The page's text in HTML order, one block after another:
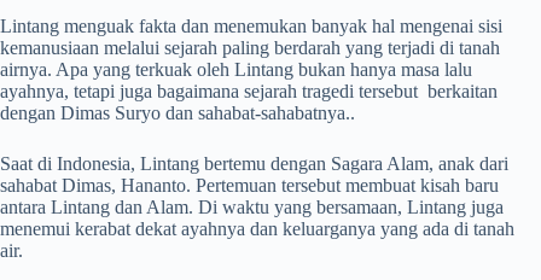
Lintang menguak fakta dan menemukan banyak hal mengenai sisi
kemanusiaan melalui sejarah paling berdarah yang terjadi di tanah
airnya. Apa yang terkuak oleh Lintang bukan hanya masa lalu
ayahnya, tetapi juga bagaimana sejarah tragedi tersebut berkaitan
dengan Dimas Suryo dan sahabat-sahabatnya..
Saat di Indonesia, Lintang bertemu dengan Sagara Alam, anak dari
sahabat Dimas, Hananto. Pertemuan tersebut membuat kisah baru
antara Lintang dan Alam. Di waktu yang bersamaan, Lintang juga
menemui kerabat dekat ayahnya dan keluarganya yang ada di tanah
air.